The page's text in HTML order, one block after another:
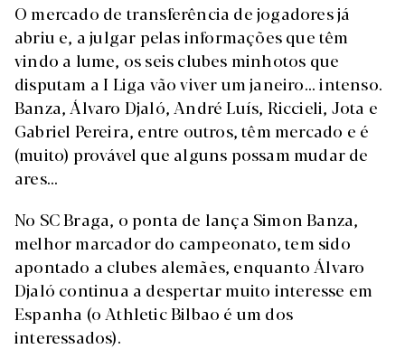
O mercado de transferência de jogadores já
abriu e, a julgar pelas informações que têm
vindo a lume, os seis clubes minhotos que
disputam a I Liga vão viver um janeiro... intenso.
Banza, Álvaro Djaló, André Luís, Riccieli, Jota e
Gabriel Pereira, entre outros, têm mercado e é
(muito) provável que alguns possam mudar de
ares...
No SC Braga, o ponta de lança Simon Banza,
melhor marcador do campeonato, tem sido
apontado a clubes alemães, enquanto Álvaro
Djaló continua a despertar muito interesse em
Espanha (o Athletic Bilbao é um dos
interessados).